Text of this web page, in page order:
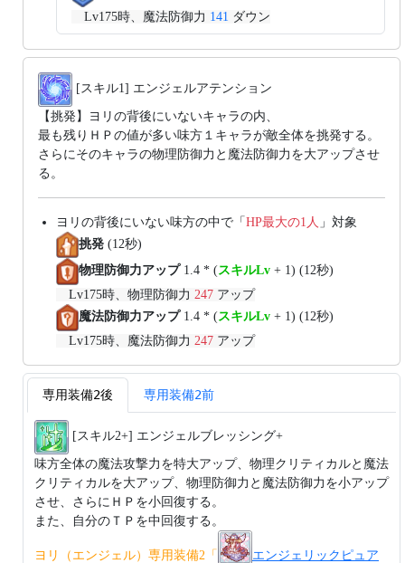
Lv175時、魔法防御力 141 ダウン
[スキル1] エンジェルアテンション
【挑発】ヨリの背後にいないキャラの内、
最も残りＨＰの値が多い味方１キャラが敵全体を挑発する。
さらにそのキャラの物理防御力と魔法防御力を大アップさせ
る。
ヨリの背後にいない味方の中で「 HP最大の1人 」対象
挑発 (12秒)
物理防御力アップ1.4 * (スキルLv + 1) (12秒)
Lv175時、物理防御力 247 アップ
魔法防御力アップ1.4 * (スキルLv + 1) (12秒)
Lv175時、魔法防御力 247 アップ
専用装備2後 専用装備2前
[スキル2+] エンジェルブレッシング+
味方全体の魔法攻撃力を特大アップ、物理クリティカルと魔法
クリティカルを大アップ、物理防御力と魔法防御力を小アップ
させ、さらにＨＰを小回復する。
また、自分のＴＰを中回復する。
ヨリ（エンジェル）専用装備2「
エンジェリックピュア